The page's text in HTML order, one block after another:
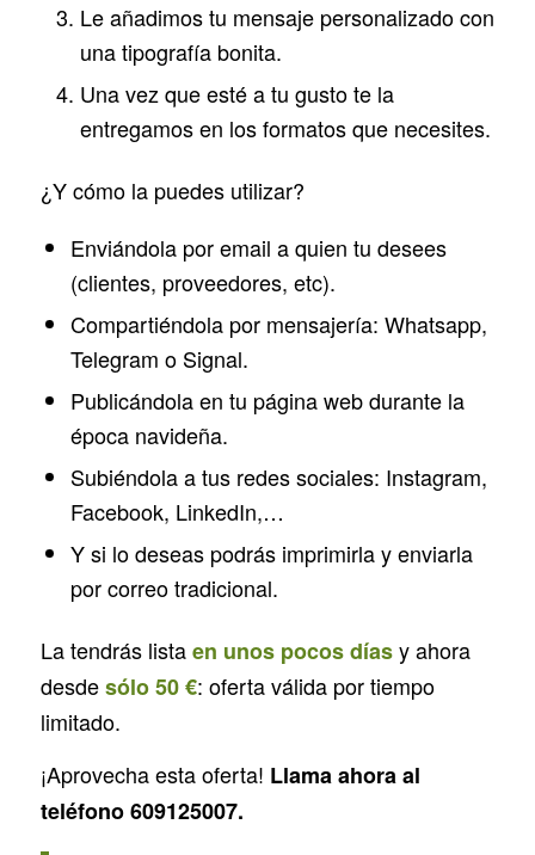
Le añadimos tu mensaje personalizado con
una tipografía bonita.
Una vez que esté a tu gusto te la
entregamos en los formatos que necesites.
¿Y cómo la puedes utilizar?
Enviándola por email a quien tu desees
(clientes, proveedores, etc).
Compartiéndola por mensajería: Whatsapp,
Telegram o Signal.
Publicándola en tu página web durante la
época navideña.
Subiéndola a tus redes sociales: Instagram,
Facebook, LinkedIn,…
Y si lo deseas podrás imprimirla y enviarla
por correo tradicional.
La tendrás listaen unos pocos díasy ahora
desdesólo 50 €: oferta válida por tiempo
limitado.
¡Aprovecha esta oferta! Llama ahora al
teléfono 609125007.